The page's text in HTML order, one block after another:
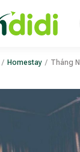
/ Homestay / Tháng